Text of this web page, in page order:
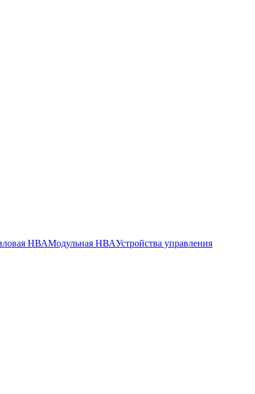
НВАМодульная НВАУстройства управления